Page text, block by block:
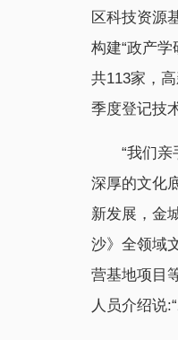
区科技资源
构建“政产
共113家，
季度登记技
“我们
深厚的文化
新发展，金
沙》全领域
营基地项目
人员介绍说